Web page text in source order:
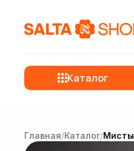
Каталог
Главная/Каталог/Мисты